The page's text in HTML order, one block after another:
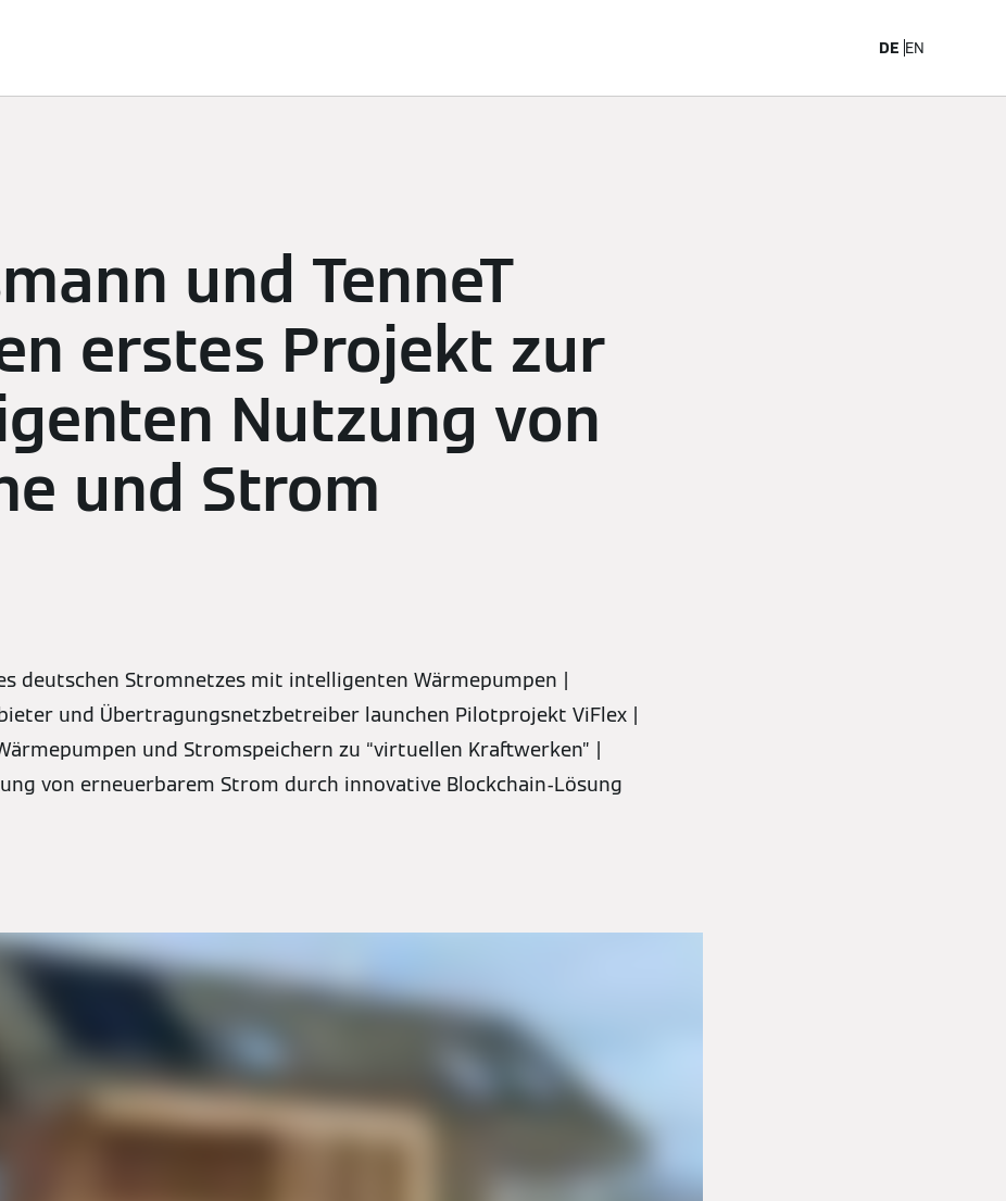
DE EN
und TenneT
erstes Projekt zur
Nutzung von
und Strom
deutschen Stromnetzes mit intelligenten Wärmepumpen |
und Übertragungsnetzbetreiber launchen Pilotprojekt ViFlex |
und Stromspeichern zu “virtuellen Kraftwerken” |
von erneuerbarem Strom durch innovative Blockchain-Lösung